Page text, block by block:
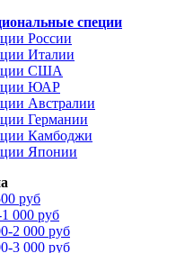
специи
России
Италии
США
ЮАР
Австралии
Германии
Камбоджи
Японии
руб
000 руб
2 000 руб
3 000 руб